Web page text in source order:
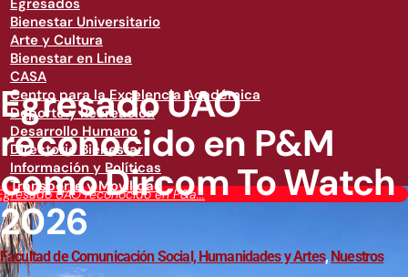
Egresados
Bienestar Universitario
Arte y Cultura
Bienestar en Linea
CASA
Centro para la Excelencia Académica
Deporte y Recreación
Desarrollo Humano
Directorio Bienestar
Información y Políticas
Transporte y Movilidad
UAO reconocido en P&a...
Egresado UAO
reconocido en P&M
como Dircom To Watch
2026
Facultad de Comunicación Social, Humanidades y Artes, Nuestros